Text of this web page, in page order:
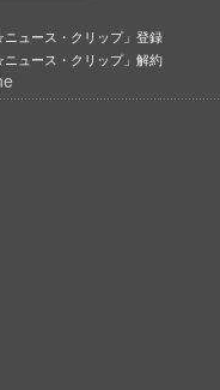
ュース・クリップ」登録
ュース・クリップ」解約